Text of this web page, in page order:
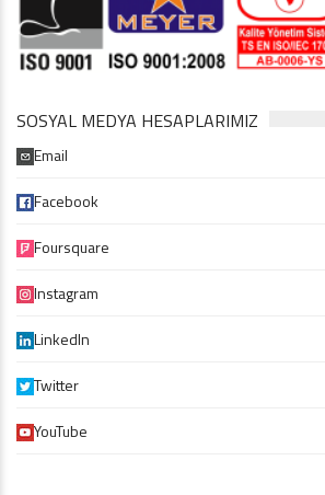
SOSYAL MEDYA HESAPLARIMIZ
Email
Facebook
Foursquare
Instagram
LinkedIn
Twitter
YouTube